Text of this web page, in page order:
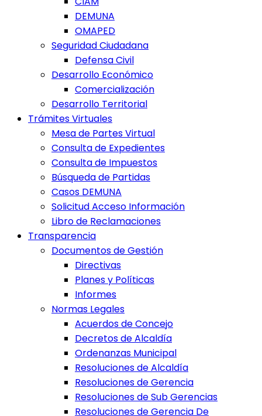
DEMUNA
OMAPED
Seguridad Ciudadana
Defensa Civil
Desarrollo Económico
Comercialización
Desarrollo Territorial
Trámites Virtuales
Mesa de Partes Virtual
Consulta de Expedientes
Consulta de Impuestos
Búsqueda de Partidas
Casos DEMUNA
Solicitud Acceso Información
Libro de Reclamaciones
Transparencia
Documentos de Gestión
Directivas
Planes y Políticas
Informes
Normas Legales
Acuerdos de Concejo
Decretos de Alcaldía
Ordenanzas Municipal
Resoluciones de Alcaldía
Resoluciones de Gerencia
Resoluciones de Sub Gerencias
Resoluciones de Gerencia De